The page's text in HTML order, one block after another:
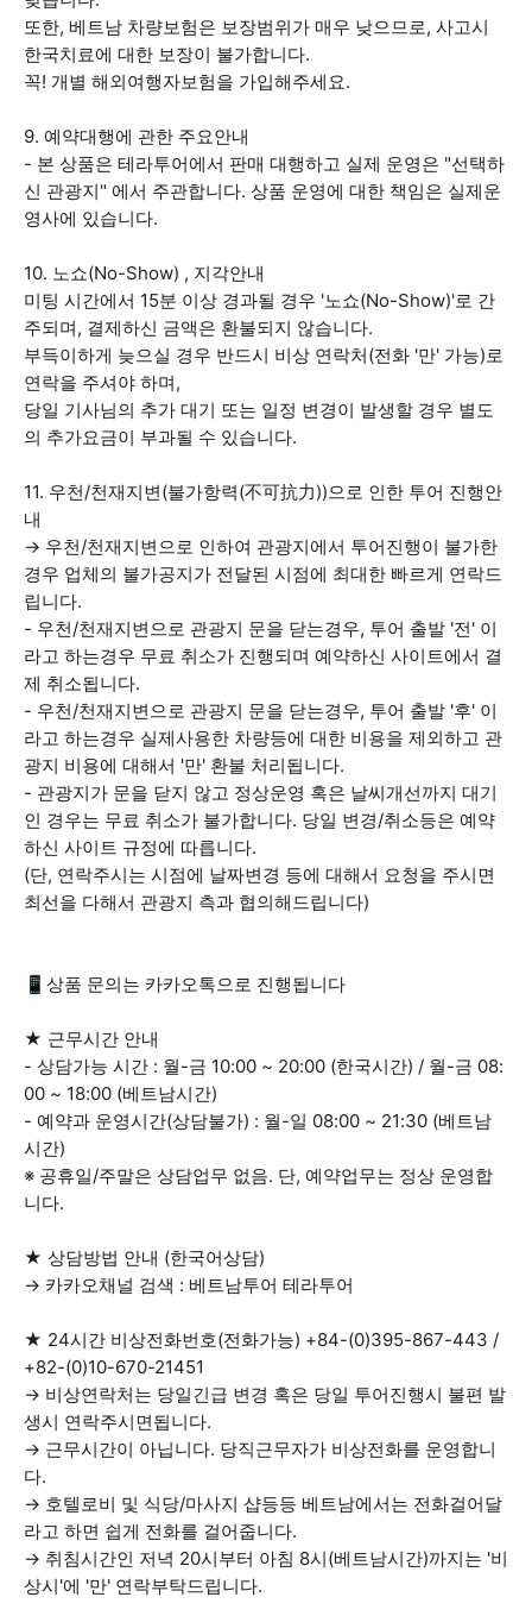
또한, 베트남 차량보험은 보장범위가 매우 낮으므로, 사고시
한국치료에 대한 보장이 불가합니다.
꼭! 개별 해외여행자보험을 가입해주세요.
9. 예약대행에 관한 주요안내
- 본 상품은 테라투어에서 판매 대행하고 실제 운영은 "선택하
신 관광지" 에서 주관합니다. 상품 운영에 대한 책임은 실제운
영사에 있습니다.
10. 노쇼(No-Show) , 지각안내
미팅 시간에서 15분 이상 경과될 경우 '노쇼(No-Show)'로 간
주되며, 결제하신 금액은 환불되지 않습니다.
부득이하게 늦으실 경우 반드시 비상 연락처(전화 '만' 가능)로
연락을 주셔야 하며,
당일 기사님의 추가 대기 또는 일정 변경이 발생할 경우 별도
의 추가요금이 부과될 수 있습니다.
11. 우천/천재지변(불가항력(不可抗力))으로 인한 투어 진행안
내
→ 우천/천재지변으로 인하여 관광지에서 투어진행이 불가한
경우 업체의 불가공지가 전달된 시점에 최대한 빠르게 연락드
립니다.
- 우천/천재지변으로 관광지 문을 닫는경우, 투어 출발 '전' 이
라고 하는경우 무료 취소가 진행되며 예약하신 사이트에서 결
제 취소됩니다.
- 우천/천재지변으로 관광지 문을 닫는경우, 투어 출발 '후' 이
라고 하는경우 실제사용한 차량등에 대한 비용을 제외하고 관
광지 비용에 대해서 '만' 환불 처리됩니다.
- 관광지가 문을 닫지 않고 정상운영 혹은 날씨개선까지 대기
인 경우는 무료 취소가 불가합니다. 당일 변경/취소등은 예약
하신 사이트 규정에 따릅니다.
(단, 연락주시는 시점에 날짜변경 등에 대해서 요청을 주시면
최선을 다해서 관광지 측과 협의해드립니다)
📱상품 문의는 카카오톡으로 진행됩니다
★ 근무시간 안내
- 상담가능 시간 : 월-금 10:00 ~ 20:00 (한국시간) / 월-금 08:
00 ~ 18:00 (베트남시간)
- 예약과 운영시간(상담불가) : 월-일 08:00 ~ 21:30 (베트남
시간)
※ 공휴일/주말은 상담업무 없음. 단, 예약업무는 정상 운영합
니다.
★ 상담방법 안내 (한국어상담)
→ 카카오채널 검색 : 베트남투어 테라투어
★ 24시간 비상전화번호(전화가능) +84-(0)395-867-443 /
+82-(0)10-670-21451
→ 비상연락처는 당일긴급 변경 혹은 당일 투어진행시 불편 발
생시 연락주시면됩니다.
→ 근무시간이 아닙니다. 당직근무자가 비상전화를 운영합니
다.
→ 호텔로비 및 식당/마사지 샵등등 베트남에서는 전화걸어달
라고 하면 쉽게 전화를 걸어줍니다.
→ 취침시간인 저녁 20시부터 아침 8시(베트남시간)까지는 '비
상시'에 '만' 연락부탁드립니다.